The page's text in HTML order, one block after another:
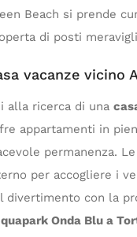
Beach si prende
di posti
vacanze vicino
alla ricerca di una
appartamenti in
permanenza.
per accogliere i
divertimento con la
Onda Blu a